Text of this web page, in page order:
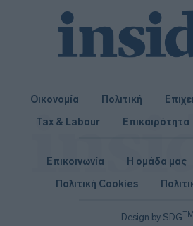
Οικονομία Πολιτική
Tax & Labour
Επικαιρότητα
Design by SDGTM
Επικοινωνία Η ομάδα μας
Πολιτική Cookies